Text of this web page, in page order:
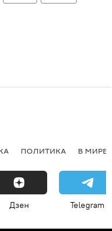
ПОЛИТИКА В МИРЕ
Дзен Telegram